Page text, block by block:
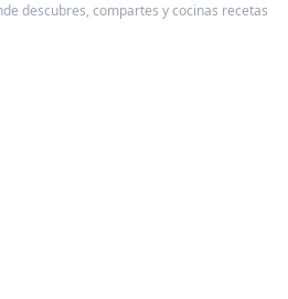
descubres, compartes y cocinas recetas